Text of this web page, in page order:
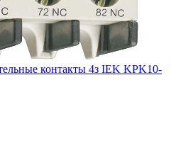
контакты 4з IEK KPK10-